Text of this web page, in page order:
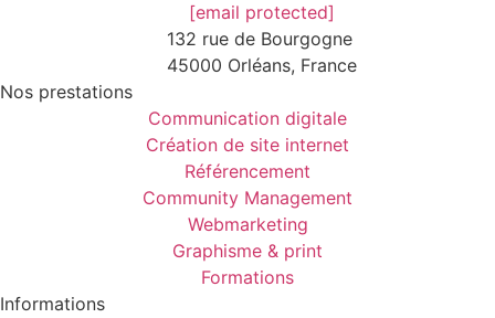
[email protected]
132 rue de Bourgogne
45000 Orléans, France
Nos prestations
Communication digitale
Création de site internet
Référencement
Community Management
Webmarketing
Graphisme & print
Formations
Informations